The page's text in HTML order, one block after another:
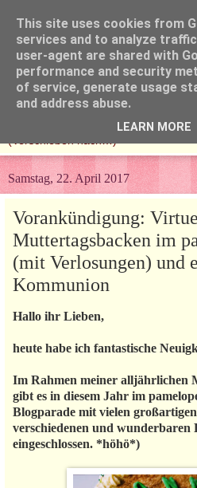
Samstag, 22. April 2017
Vorankündigung:
Muttertagsbacken im
(mit Verlosungen) und
Kommunion
Hallo ihr Lieben,
heute habe ich fantastische
Im Rahmen meiner alljährlichen
gibt es​ in diesem Jahr im
Blogparade mit vielen
verschiedenen und wunderbaren
eingeschlossen. *höhö*)
This site uses cookies from
services and to analyze
user-agent are shared with
performance and security
of service, generate usage
and address abuse.
LEARN MORE